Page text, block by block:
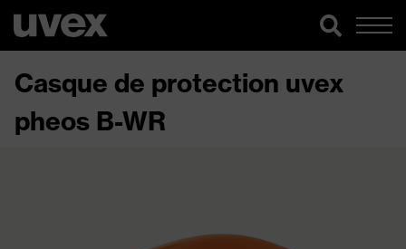
Casque de protection uvex
pheos B-WR